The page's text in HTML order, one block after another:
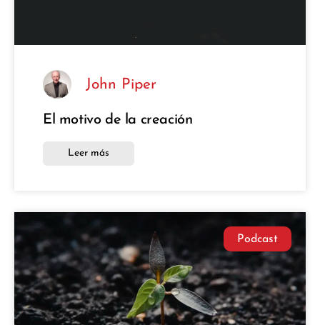
John Piper
El motivo de la creación
Leer más
Podcast